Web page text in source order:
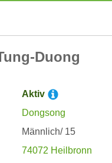
Duong
Aktiv
Dongsong
Männlich/ 15
74072 Heilbronn